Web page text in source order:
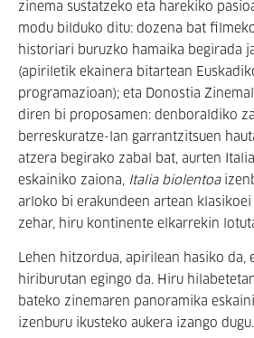
zinema sustatzeko eta harekiko
modu bilduko ditu: dozena bat
historiari buruzko hamaika begirada
(apiriletik ekainera bitartean
programazioan); eta Donostia
diren bi proposamen: denboraldiko
berreskuratze-lan garrantzitsuen
atzera begirako zabal bat, aurten
eskainiko zaiona, Italia biolentoa
arloko bi erakundeen artean
zehar, hiru kontinente elkarrekin
Lehen hitzordua, apirilean hasiko da,
hiriburutan egingo da. Hiru
bateko zinemaren panoramika
izenburu ikusteko aukera izango